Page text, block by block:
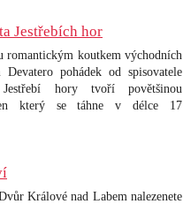
Jestřebích hor
romantickým koutkem východních
Devatero pohádek od spisovatele
hory tvoří povětšinou
který se táhne v délce 17
Králové nad Labem nalezenete